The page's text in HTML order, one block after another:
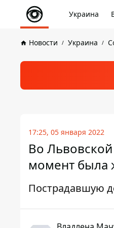
Украина
Новости Украина
17:25, 05 января 2022
Во Львовской
момент была
Пострадавшую